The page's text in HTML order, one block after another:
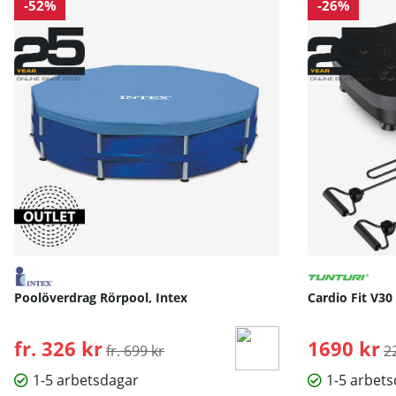
-52%
Poolöverdrag Rörpool, Intex
fr. 326 krOrdinarie pris:
fr. 699 kr
1-5 arbetsdagar
-26%
Cardio Fit
1690 kr
1-5